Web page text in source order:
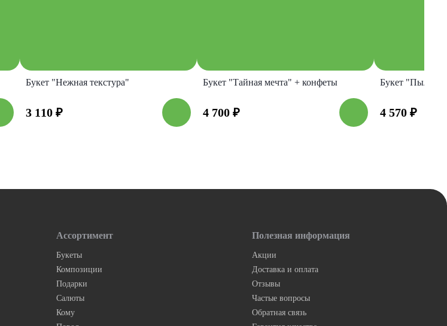
Букет "Нежная текстура"
3 110 ₽
Букет "Тайная мечта" + конфеты
4 700 ₽
Букет "Пылкая
4 570 ₽
Ассортимент
Букеты
Композиции
Подарки
Салюты
Кому
Полезная информация
Акции
Доставка и оплата
Отзывы
Частые вопросы
Обратная связь